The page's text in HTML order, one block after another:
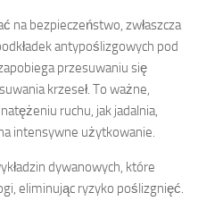
na bezpieczeństwo, zwłaszcza
antypoślizgowych pod
przesuwaniu się
krzeseł. To ważne,
ruchu, jak jadalnia,
intensywne użytkowanie.
dywanowych, które
eliminując ryzyko poślizgnięć.